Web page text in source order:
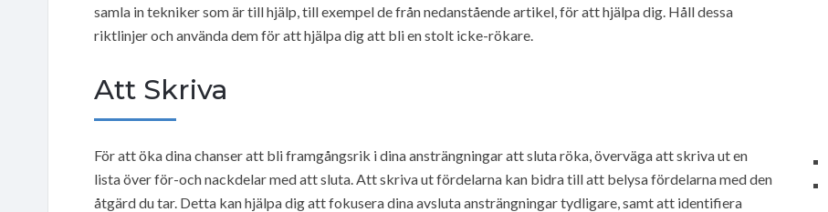
samla in tekniker som är till hjälp, till exempel de från nedanstående artikel, för att hjälpa dig. Håll dessa
riktlinjer och använda dem för att hjälpa dig att bli en stolt icke-rökare.
Att Skriva
För att öka dina chanser att bli framgångsrik i dina ansträngningar att sluta röka, överväga att skriva ut en
lista över för-och nackdelar med att sluta. Att skriva ut fördelarna kan bidra till att belysa fördelarna med den
åtgärd du tar. Detta kan hjälpa dig att fokusera dina avsluta ansträngningar tydligare, samt att identifiera